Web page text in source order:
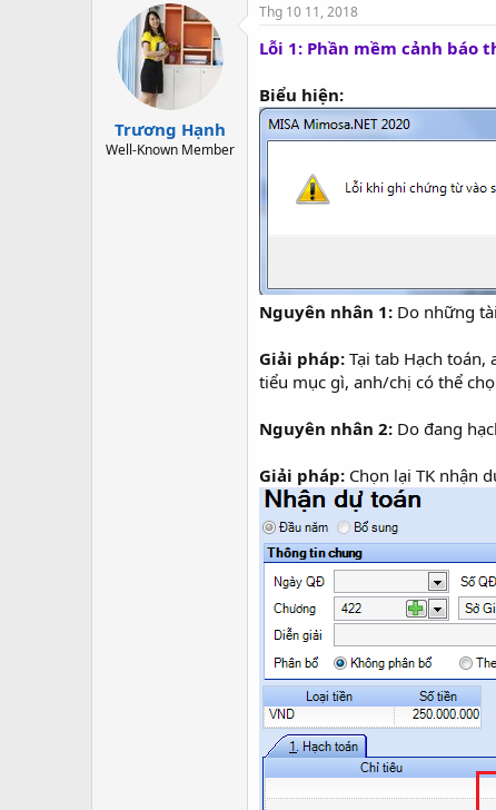
Trương Hạnh
Well-Known Member
Thg 10 11, 2018
Lỗi 1: Phần mềm cảnh báo
Biểu hiện:
Nguyên nhân 1: Do những
Giải pháp: Tại tab Hạch
tiểu mục gì, anh/chị có thể
Nguyên nhân 2: Do đang
Giải pháp: Chọn lại TK nhận